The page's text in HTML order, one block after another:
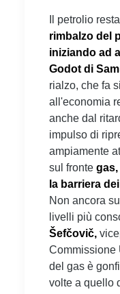
Il petrolio
rimbalzo del
iniziando ad
Godot di
rialzo, che fa
all'economia
anche dal
impulso di
ampiamente
sul fronte
la barriera
Non ancora
livelli più
Šefčovič,
Commissione
del gas è
volte a quello